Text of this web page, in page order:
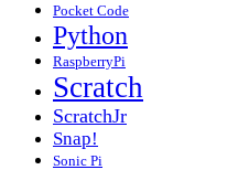
Pocket Code
Python
RaspberryPi
Scratch
ScratchJr
Snap!
Sonic Pi